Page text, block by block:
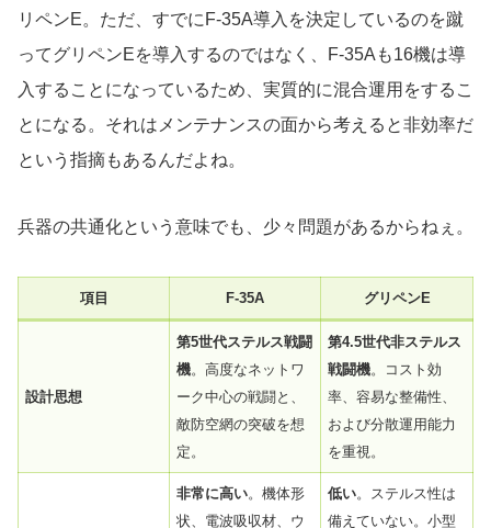
リペンE。ただ、すでにF-35A導入を決定しているのを蹴
ってグリペンEを導入するのではなく、F-35Aも16機は導
入することになっているため、実質的に混合運用をするこ
とになる。それはメンテナンスの面から考えると非効率だ
という指摘もあるんだよね。
兵器の共通化という意味でも、少々問題があるからねぇ。
項目 F-35A グリペンE
設計思想
第5世代ステルス戦闘
機。高度なネットワ
ーク中心の戦闘と、
敵防空網の突破を想
定。
第4.5世代非ステルス
戦闘機。コスト効
率、容易な整備性、
および分散運用能力
を重視。
非常に高い。機体形
状、電波吸収材、ウ
低い。ステルス性は
備えていない。小型